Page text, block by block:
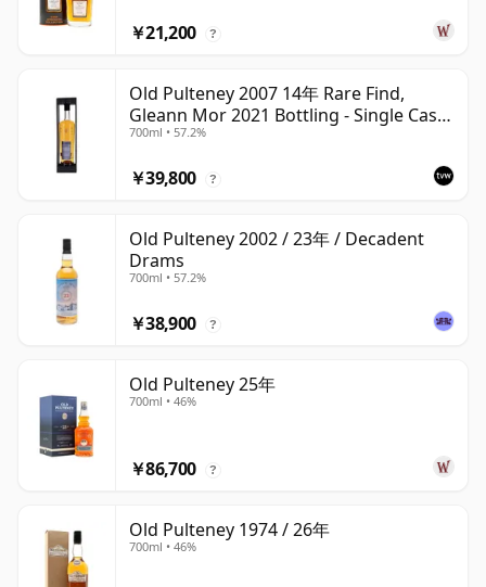
￥21,200 ?
Old Pulteney 2007 14年 Rare Find,
Gleann Mor 2021 Bottling - Single Cask
700720
700ml • 57.2%
￥39,800 ?
Old Pulteney 2002 / 23年 / Decadent
Drams
700ml • 57.2%
￥38,900 ?
Old Pulteney 25年
700ml • 46%
￥86,700 ?
Old Pulteney 1974 / 26年
700ml • 46%